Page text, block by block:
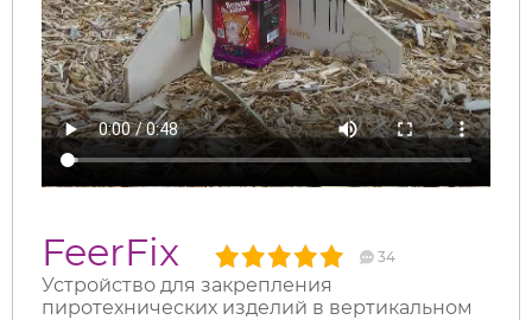
FeerFix 34
Устройство для закрепления
пиротехнических изделий в вертикальном